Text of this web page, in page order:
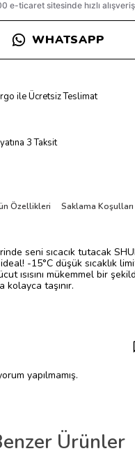
WHATSAPP
ile Ücretsiz Teslimat
3 Taksit
Özellikleri Saklama Koşulları
seni sıcacık tutacak
-15°C düşük sıcaklık
ısısını mükemmel bir
kolayca taşınır.
yapılmamış.
Ürünler